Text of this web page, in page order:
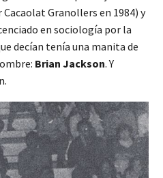
Cacaolat Granollers en 1984) y
en sociología por la
decían tenía una manita de
Brian Jackson. Y